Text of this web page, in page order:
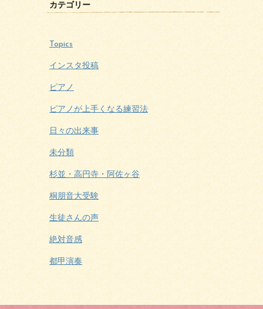
カテゴリー
Topics
インスタ投稿
ピアノ
ピアノが上手くなる練習法
日々の出来事
未分類
杉並・高円寺・阿佐ヶ谷
桐朋音大受験
生徒さんの声
絶対音感
都甲演奏